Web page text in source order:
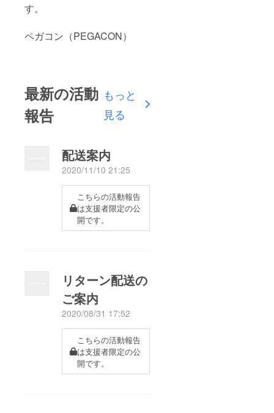
す。
ペガコン（PEGACON）
最新の活動
報告
もっと
見る
配送案内
2020/11/10 21:25
こちらの活動報告
は支援者限定の公
開です。
リターン配送の
ご案内
2020/08/31 17:52
こちらの活動報告
は支援者限定の公
開です。